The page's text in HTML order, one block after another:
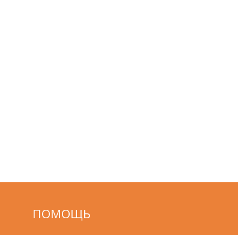
ПОМОЩЬ